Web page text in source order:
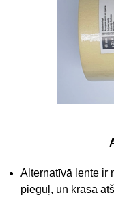
Alternatīvā lente ir
pieguļ, un krāsa